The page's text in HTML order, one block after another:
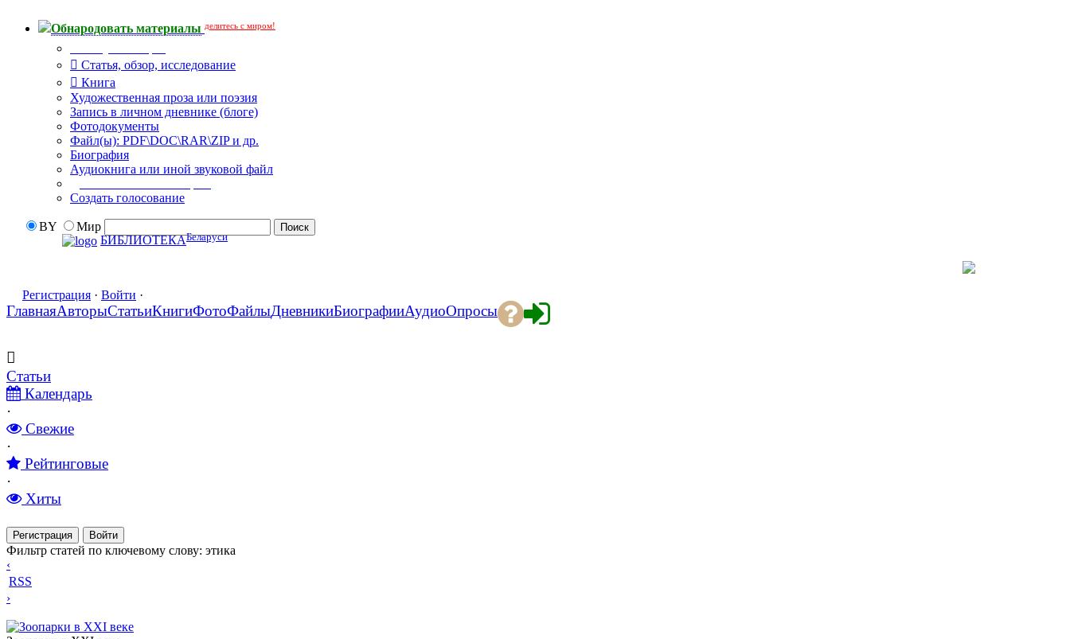
Обнародовать материалы делитесь с миром!
Статья, обзор, исследование
Книга
Художественная проза или поэзия
Запись в личном дневнике (блоге)
Фотодокументы
Файл(ы): PDF\DOC\RAR\ZIP и др.
Биография
Аудиокнига или иной звуковой файл
Создать голосование
BY
Мир
БИБЛИОТЕКАБеларуси
Регистрация · Войти ·
ГлавнаяАвторыСтатьиКнигиФотоФайлыДневникиБиографииАудиоОпросы
Статьи
Календарь
·
Свежие
·
Рейтинговые
·
Хиты
Регистрация Войти
Фильтр статей по ключевому слову: этика
‹
RSS
›
Зоопарки в ХХI веке